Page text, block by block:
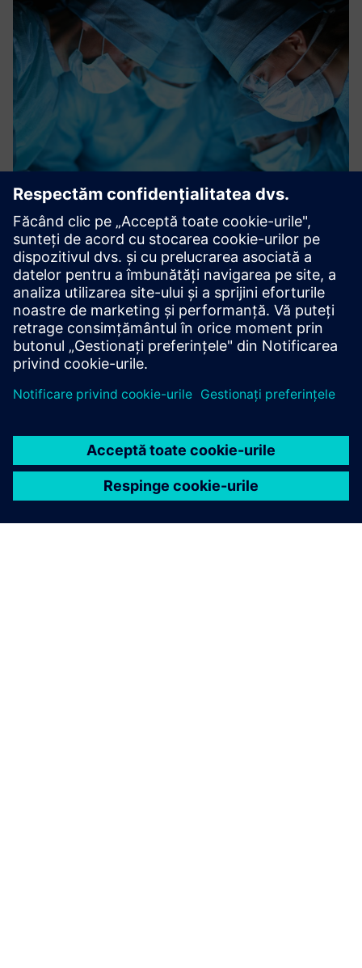
Surgical Room Efficiency (SRE)
O soluție software finalizată pentru a îmbunătăți eficiența și
siguranța în mediile camerelor chirurgicale, sporind, de
asemenea, siguranța pacienților și a personalului clinic
Aflați mai multe